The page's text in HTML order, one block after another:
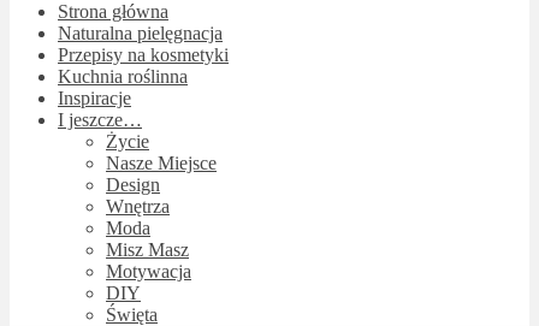
Strona główna
Naturalna pielęgnacja
Przepisy na kosmetyki
Kuchnia roślinna
Inspiracje
I jeszcze…
Życie
Nasze Miejsce
Design
Wnętrza
Moda
Misz Masz
Motywacja
DIY
Święta